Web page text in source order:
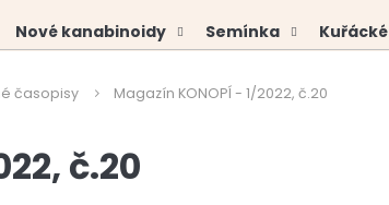
Nové kanabinoidy Semínka
časopisy Magazín KONOPÍ - 1/2022, č.20
č.20